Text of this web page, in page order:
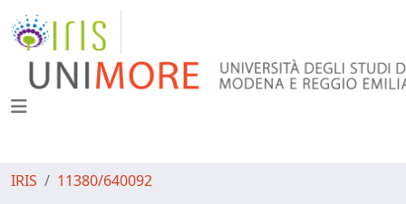
IRIS 11380/640092